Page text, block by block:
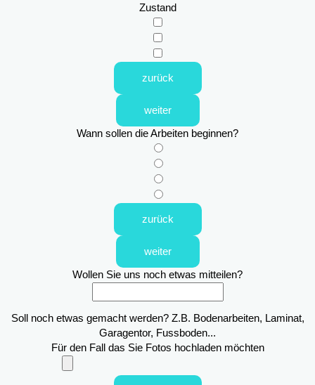
Zustand
zurück
weiter
Wann sollen die Arbeiten beginnen?
zurück
weiter
Wollen Sie uns noch etwas mitteilen?
Soll noch etwas gemacht werden? Z.B. Bodenarbeiten, Laminat,
Garagentor, Fussboden...
Für den Fall das Sie Fotos hochladen möchten